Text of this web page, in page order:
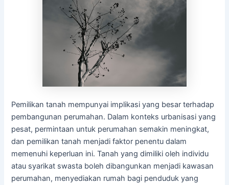
Pemilikan tanah mempunyai implikasi yang besar terhadap
pembangunan perumahan. Dalam konteks urbanisasi yang
pesat, permintaan untuk perumahan semakin meningkat,
dan pemilikan tanah menjadi faktor penentu dalam
memenuhi keperluan ini. Tanah yang dimiliki oleh individu
atau syarikat swasta boleh dibangunkan menjadi kawasan
perumahan, menyediakan rumah bagi penduduk yang